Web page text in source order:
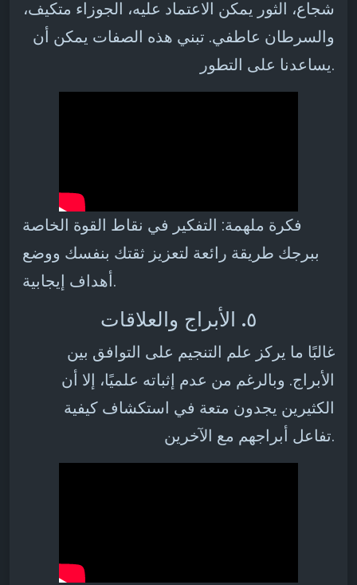
شجاع، الثور يمكن الاعتماد عليه، الجوزاء متكيف،
والسرطان عاطفي. تبني هذه الصفات يمكن أن
يساعدنا على التطور.
فكرة ملهمة: التفكير في نقاط القوة الخاصة
ببرجك طريقة رائعة لتعزيز ثقتك بنفسك ووضع
أهداف إيجابية.
٥. الأبراج والعلاقات
غالبًا ما يركز علم التنجيم على التوافق بين
الأبراج. وبالرغم من عدم إثباته علميًا، إلا أن
الكثيرين يجدون متعة في استكشاف كيفية
تفاعل أبراجهم مع الآخرين.